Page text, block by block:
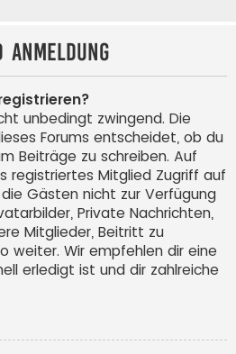
unbedingt zwingend. Die
Forums entscheidet, ob du
Beiträge zu schreiben. Auf
registriertes Mitglied Zugriff auf
Gästen nicht zur Verfügung
Private Nachrichten,
Mitglieder, Beitritt zu
weiter. Wir empfehlen dir eine
erledigt ist und dir zahlreiche